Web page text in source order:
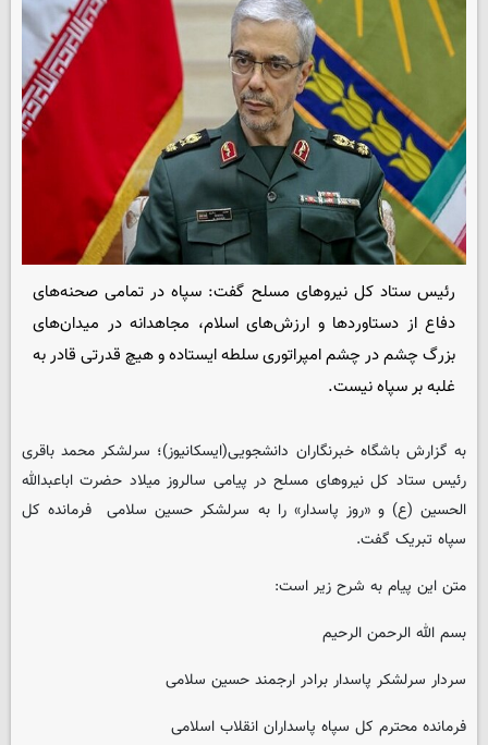
رئیس ستاد کل نیروهای مسلح گفت: سپاه در تمامی صحنه‌های
دفاع از دستاوردها و ارزش‌های اسلام، مجاهدانه در میدان‌های
بزرگ چشم در چشم امپراتوری سلطه ایستاده و هیچ قدرتی قادر به
غلبه بر سپاه نیست.
به گزارش باشگاه خبرنگاران دانشجویی(ایسکانیوز)؛ سرلشکر محمد باقری
رئیس ستاد کل نیروهای مسلح در پیامی سالروز میلاد حضرت اباعبدالله
الحسین (ع) و «روز پاسدار» را به سرلشکر حسین سلامی فرمانده کل
سپاه تبریک گفت.
متن این پیام به شرح زیر است:
بسم الله الرحمن الرحیم
سردار سرلشکر پاسدار برادر ارجمند حسین سلامی
فرمانده محترم کل سپاه پاسداران انقلاب اسلامی